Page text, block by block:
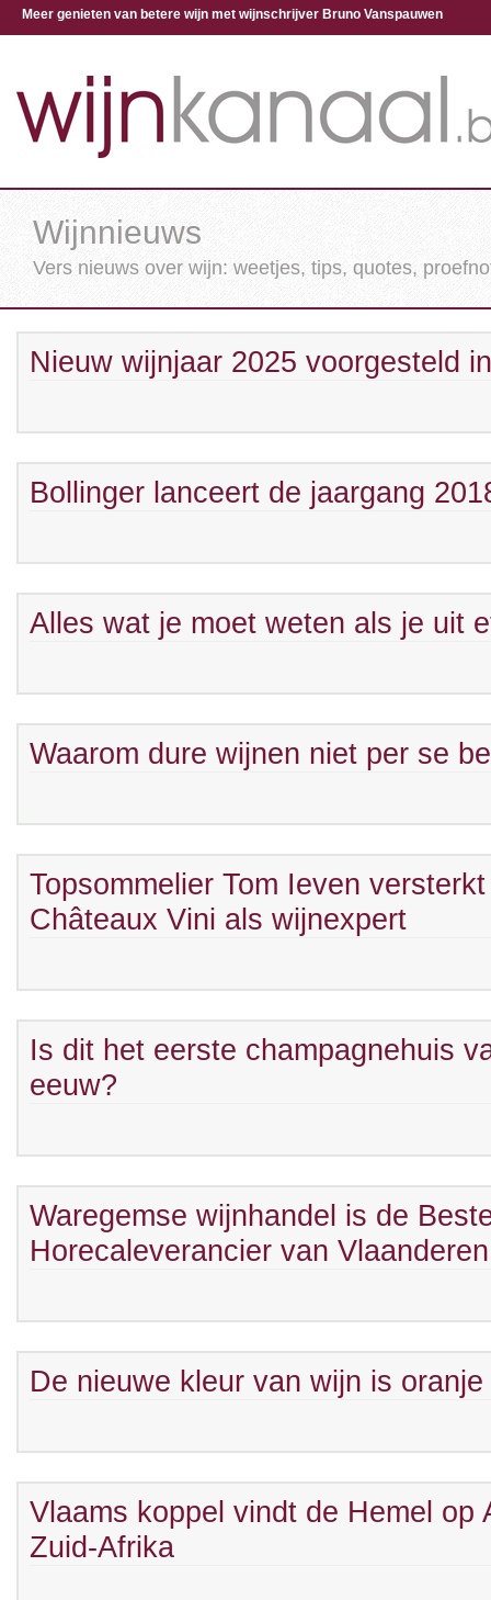
Meer genieten van betere wijn met wijnschrijver Bruno Vanspauwen
Wijnnieuws
Vers nieuws over wijn: weetjes, tips, quotes,
Nieuw wijnjaar 2025 voorgesteld
Bollinger lanceert de jaargang
Alles wat je moet weten als je uit
Waarom dure wijnen niet per se
Topsommelier Tom Ieven
Châteaux Vini als wijnexpert
Is dit het eerste champagnehuis
eeuw?
Waregemse wijnhandel is de
Horecaleverancier van
De nieuwe kleur van wijn is oranje
Vlaams koppel vindt de Hemel op
Zuid-Afrika